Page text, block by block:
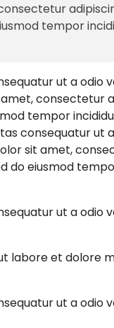
tempor
ut a odio
consectetur
tempor
consequatur ut
sit amet,
do eiusmod
ut a odio
labore et dolore
ut a odio